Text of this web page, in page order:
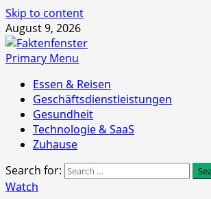
Skip to content
August 9, 2026
Primary Menu
Essen & Reisen
Geschäftsdienstleistungen
Gesundheit
Technologie & SaaS
Zuhause
Search for:
Watch